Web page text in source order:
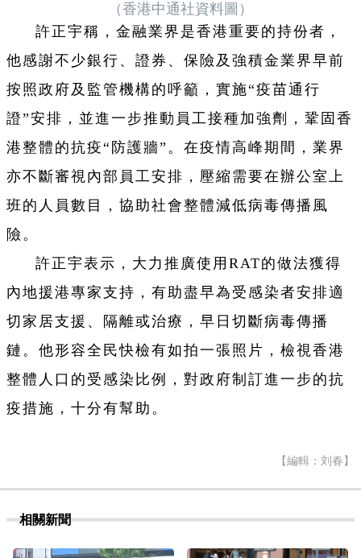
（香港中通社資料圖）
許正宇稱，金融業界是香港重要的持份者，
他感謝不少銀行、證券、保險及強積金業界早前
按照政府及監管機構的呼籲，實施“疫苗通行
證”安排，並進一步推動員工接種加強劑，鞏固香
港整體的抗疫“防護牆”。在疫情高峰期間，業界
亦不斷審視內部員工安排，壓縮需要在辦公室上
班的人員數目，協助社會整體減低病毒傳播風
險。
許正宇表示，大力推廣使用RAT的做法獲得
內地援港專家支持，有助盡早為受感染者安排適
切家居支援、隔離或治療，早日切斷病毒傳播
鏈。他形容全民快檢有如拍一張照片，檢視香港
整體人口的受感染比例，對政府制訂進一步的抗
疫措施，十分有幫助。
【編輯：刘春】
相關新聞